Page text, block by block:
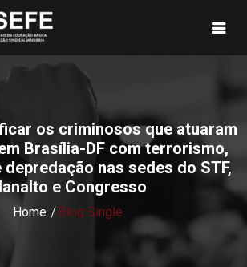
os criminosos que atuaram
Brasília-DF com terrorismo,
nas sedes do STF,
e Congresso
Home Blog Single